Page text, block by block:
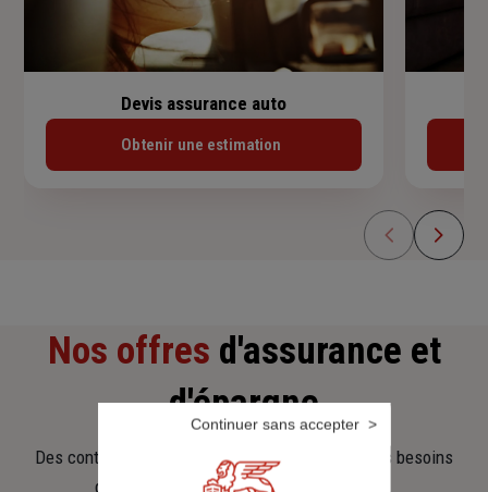
Devis assurance auto
Obtenir une estimation
Nos offres d'assurance et
d'épargne
Des contrats clairs et flexibles pour sécuriser vos besoins
d’aujourd’hui et anticiper ceux de demain.
Continuer sans accepter